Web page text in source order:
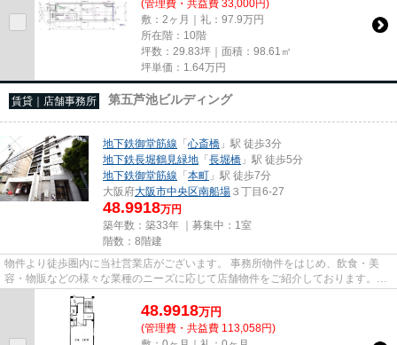
(管理費・共益費 33,000円)
敷：2ヶ月｜礼：97.9万円
所在階：10階
坪数：29.83坪｜面積：98.61㎡
坪単価： 1.64万円
賃貸｜店舗事務所 第五芦池ビルディング
地下鉄御堂筋線 「心斎橋 」駅 徒歩3分
地下鉄長堀鶴見緑地 「長堀橋 」駅 徒歩5分
地下鉄御堂筋線 「本町 」駅 徒歩7分
大阪府大阪市中央区南船場 ３丁目6-27
48.9918万円
築年数：築33年 ｜募集中： 1室
階数：8階建
物件より徒歩圏内に当社営業店がございます。 事務所物件をはじめ、飲食・美
容・物販などの様々な業種のニーズに応じて店舗物件をご紹介しております。
尚、弊社ではおとり広告は一切...
48.9918万円
(管理費・共益費 113,058円)